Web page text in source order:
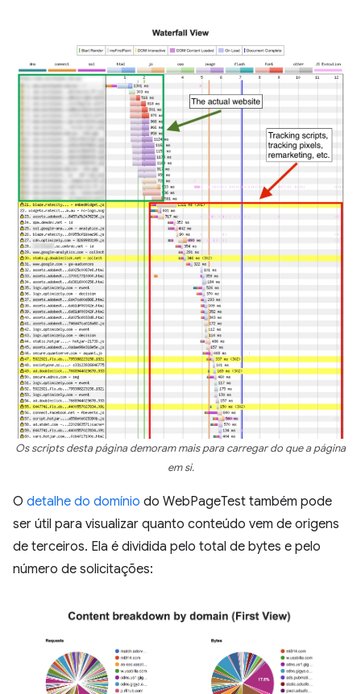
Os scripts desta página demoram mais para carregar do que a página
em si.
O detalhe do domínio do WebPageTest também pode
ser útil para visualizar quanto conteúdo vem de origens
de terceiros. Ela é dividida pelo total de bytes e pelo
número de solicitações: